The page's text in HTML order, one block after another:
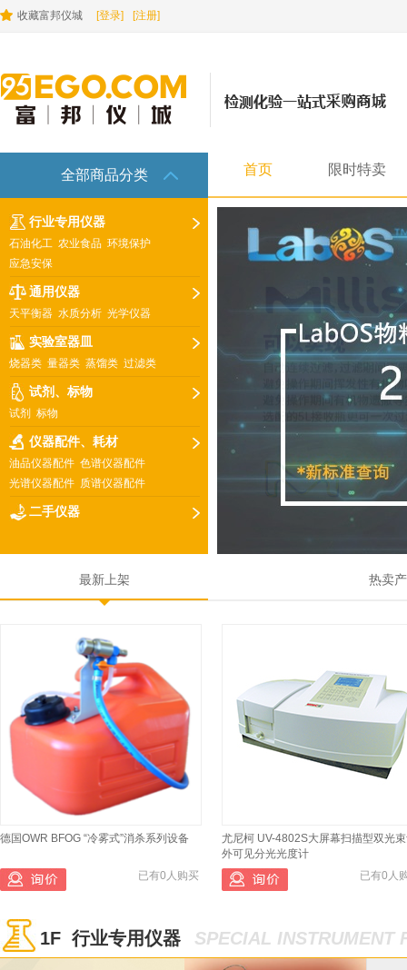
收藏富邦仪城 [登录] [注册]
全部商品分类 首页 限时特卖
行业专用仪器
石油化工 农业食品 环境保护
应急安保
通用仪器
天平衡器 水质分析 光学仪器
实验室器皿
烧器类 量器类 蒸馏类 过滤类
试剂、标物
试剂 标物
仪器配件、耗材
油品仪器配件 色谱仪器配件
光谱仪器配件 质谱仪器配件
二手仪器
最新上架 热卖
德国OWR BFOG “冷雾式”消杀系列设备
已有0人购买
尤尼柯 UV-4802S大屏幕扫描型双光
外可见分光光度计
已有0人
1F 行业专用仪器 SPECIAL INSTRUMENT